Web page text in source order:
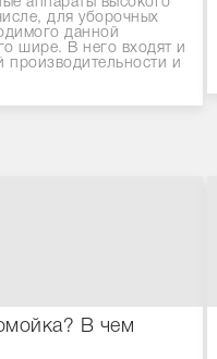
для уборочных
данной
шире. В него входят и
и
В чем